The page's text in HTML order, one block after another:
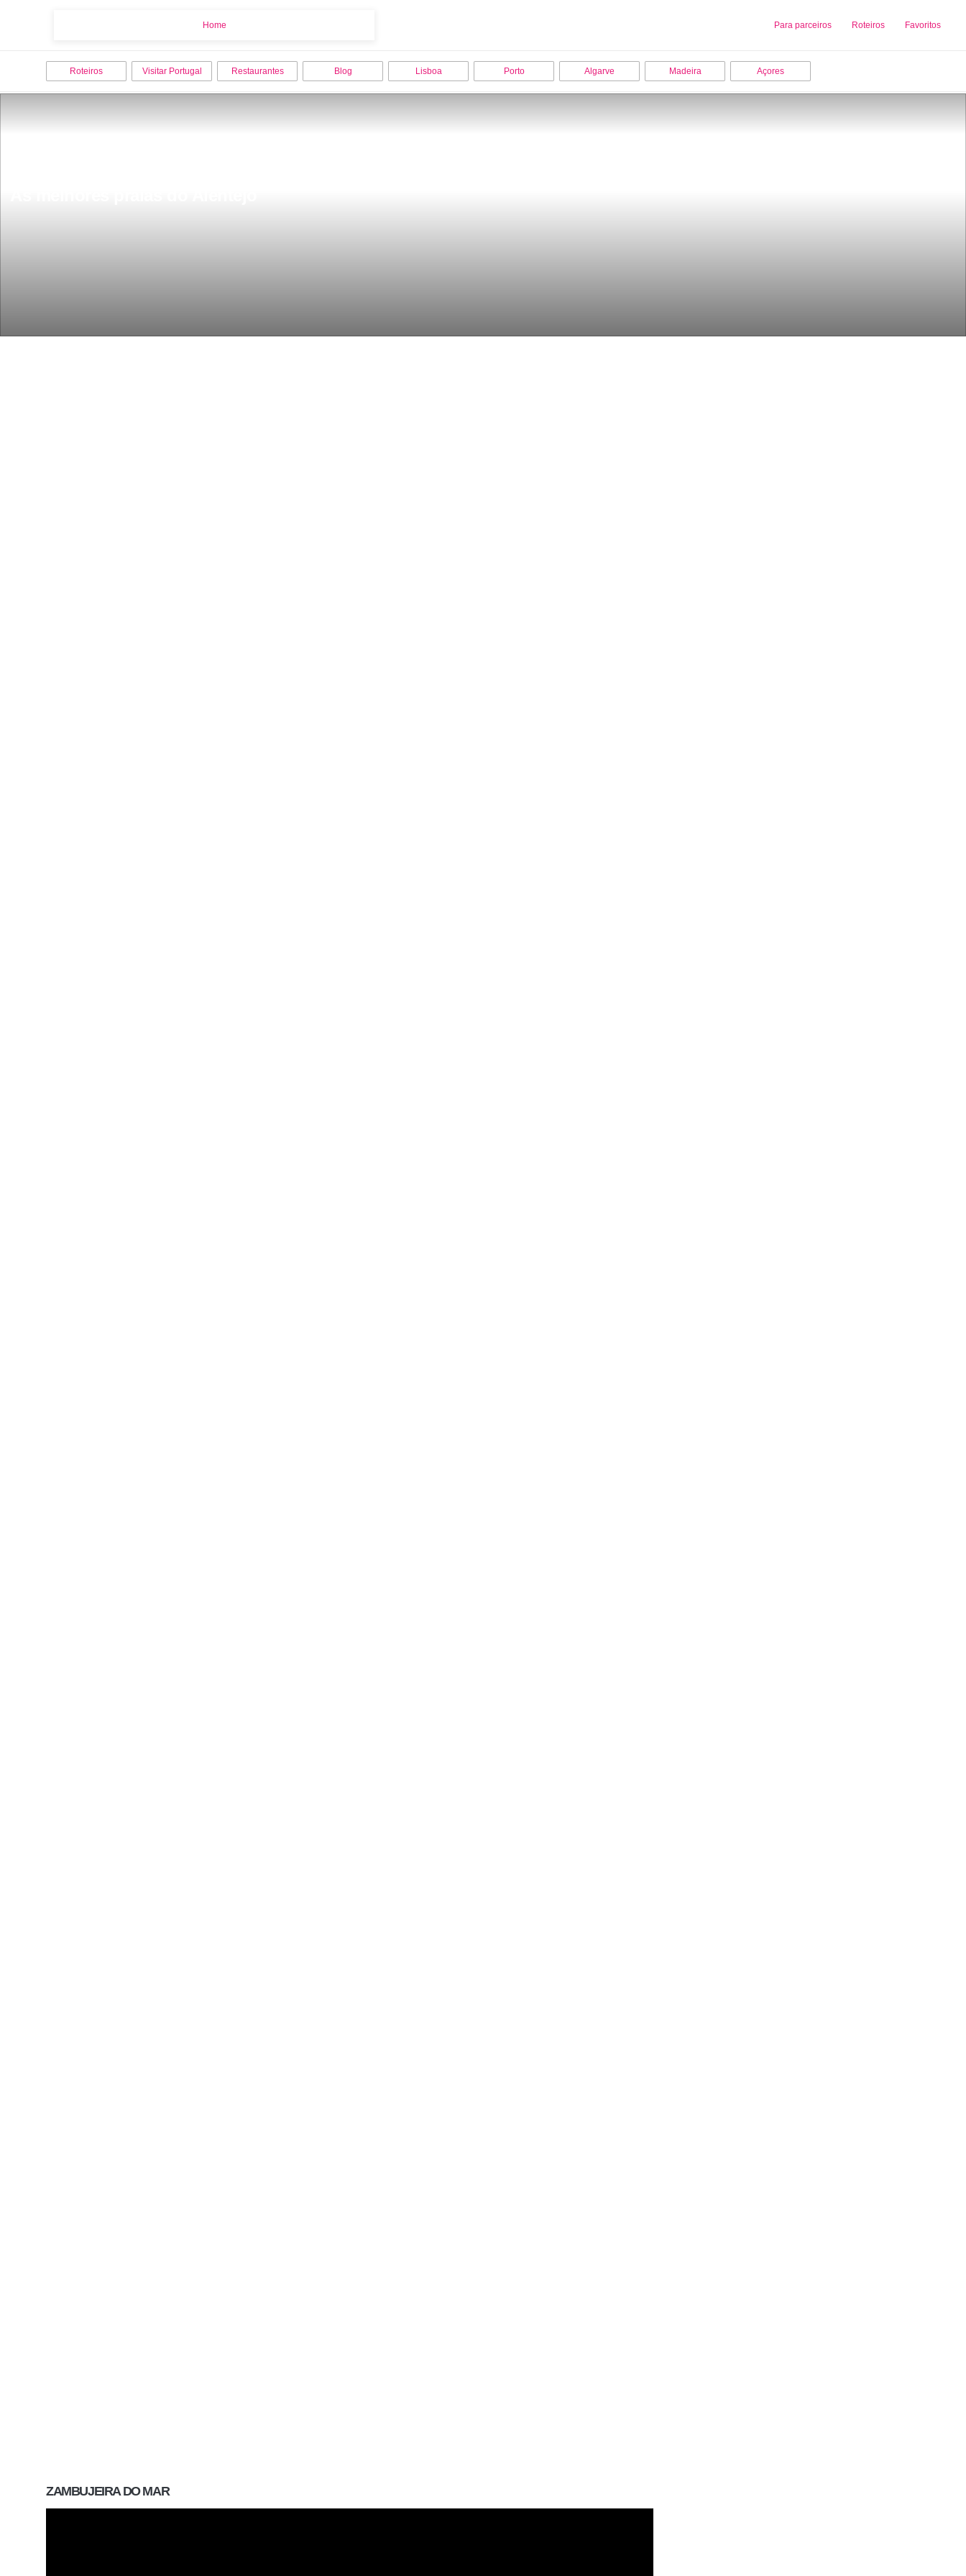
Home Para parceiros Roteiros Favoritos
Sobre nós Adicionar uma Empresa
Roteiros Visitar Portugal Restaurantes Blog Lisboa Porto Algarve Madeira Açores
ZAMBUJEIRA DO MAR